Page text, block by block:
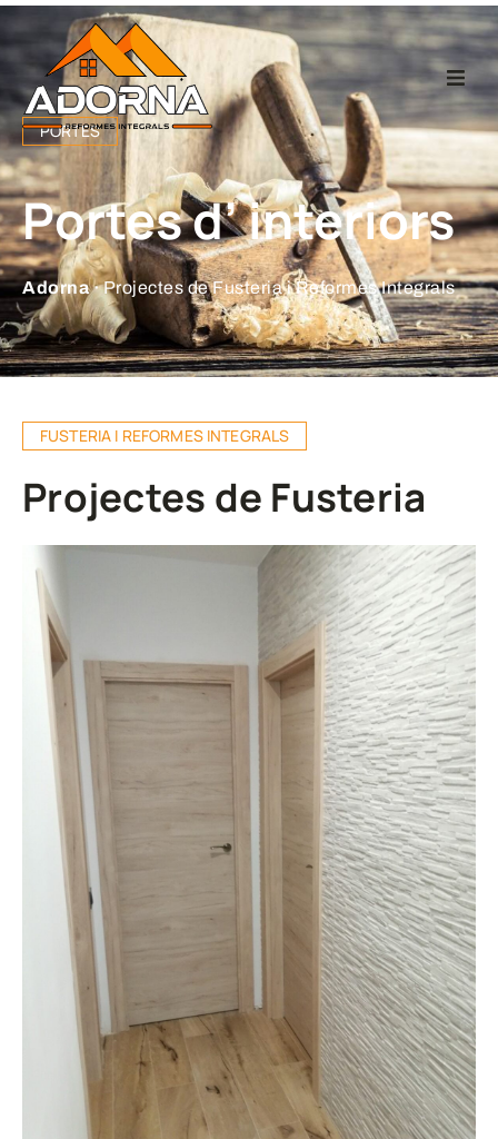
Home
Fusteria
Reformes
Projectes
Empresa
PORTES
Portes d’ interiors
Adorna ·Projectes de Fusteria i Reformes Integrals
FUSTERIA I REFORMES INTEGRALS
Projectes de Fusteria